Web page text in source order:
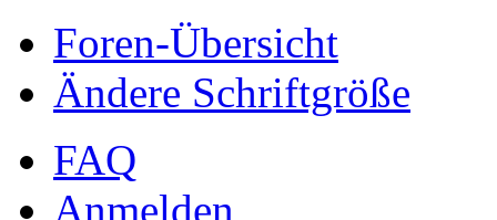
Foren-Übersicht
Ändere Schriftgröße
FAQ
Anmelden